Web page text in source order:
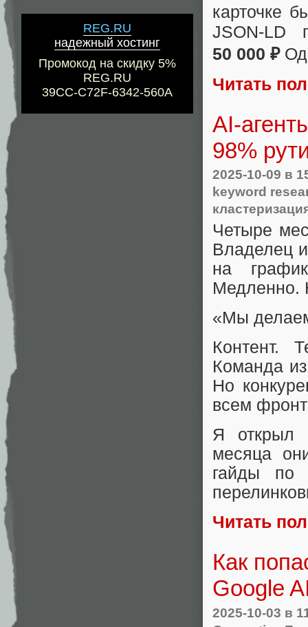
REG.RU
надежный хостинг
Промокод на скидку 5%
REG.RU
39CC-C72F-6342-560A
карточке
JSON‑LD
50 000 ₽
Читать
AI-
98%
2025-10-09 в
keyword
Четыре
Владелец
на
Медленно.
«Мы
Контент.
Команда
Но
всем
Я открыл
месяца
гайды по
Читать
Как
Google
2025-10-03 в